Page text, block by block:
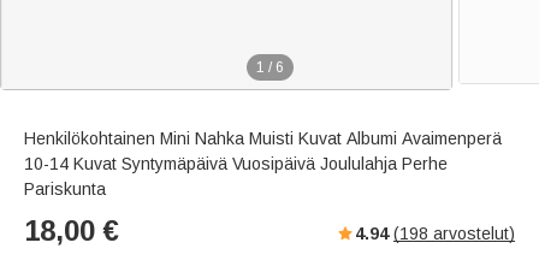
1 / 6
Henkilökohtainen Mini Nahka Muisti Kuvat Albumi Avaimenperä
10-14 Kuvat Syntymäpäivä Vuosipäivä Joululahja Perhe
Pariskunta
18,00 € 4.94 (198 arvostelut)